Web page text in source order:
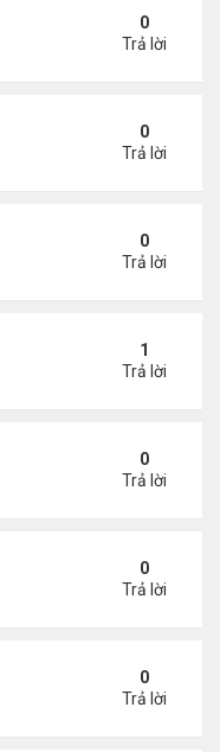
nhờ món vịt quay Bắc
0
Trả lời
Tokyo: 'Người Nhật
0
Trả lời
năm trước, vừa mãn
0
Trả lời
xóm sau mâu
1
Trả lời
mê trong kỳ trăng
0
Trả lời
bị truy tố tội gạ gẫm
0
Trả lời
Idle Empire Building: A
0
Trả lời